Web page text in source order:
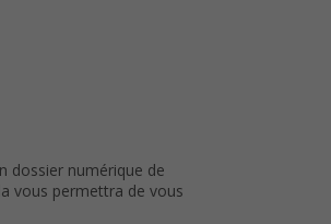
dossier numérique de
vous permettra de vous